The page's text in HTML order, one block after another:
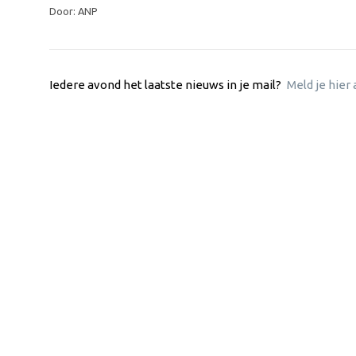
Door: ANP
Iedere avond het laatste nieuws in je mail? Meld je hier